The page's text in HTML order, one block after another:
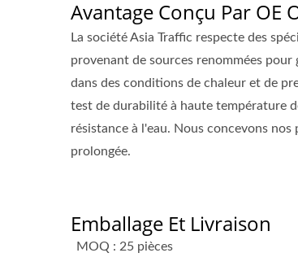
Avantage Conçu Par OE
La société Asia Traffic respecte des
provenant de sources renommées
dans des conditions de chaleur et de
test de durabilité à haute température
résistance à l'eau. Nous concevons
prolongée.
Emballage Et Livraison
MOQ : 25 pièces